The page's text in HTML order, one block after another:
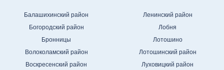
Балашихинский район
Богородский район
Бронницы
Волоколамский район
Воскресенский район
Ленинский район
Лобня
Лотошино
Лотошинский район
Луховицкий район